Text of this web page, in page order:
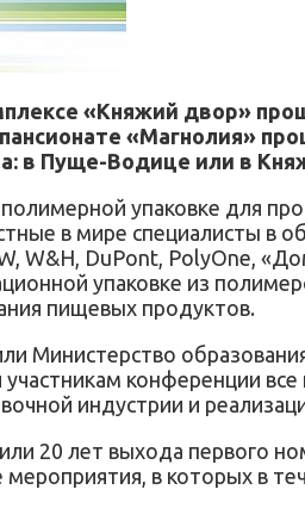
«Княжий двор»
«Магнолия»
в Пуще-Водице или в
упаковке для
в мире специалисты в
W&H, DuPont, PolyOne,
упаковке из
пищевых продуктов.
Министерство
конференции
индустрии и
20 лет выхода первого
в которых в